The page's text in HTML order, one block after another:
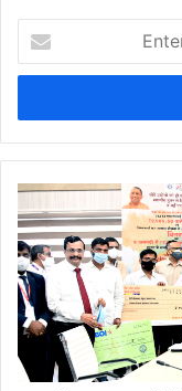
your
Email